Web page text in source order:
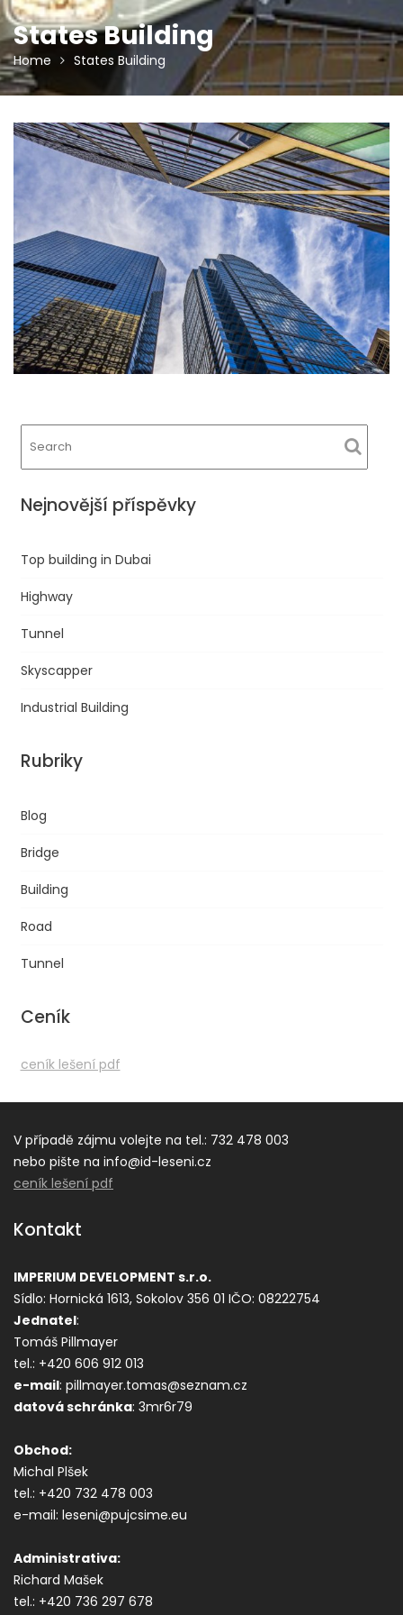
States Building
Home States Building
Nejnovější příspěvky
Top building in Dubai
Highway
Tunnel
Skyscapper
Industrial Building
Rubriky
Blog
Bridge
Building
Road
Tunnel
Ceník
ceník lešení pdf
V případě zájmu volejte na tel.: 732 478 003
nebo pište na info@id-leseni.cz
ceník lešení pdf
Kontakt
IMPERIUM DEVELOPMENT s.r.o.
Sídlo: Hornická 1613, Sokolov 356 01 IČO: 08222754
Jednatel:
Tomáš Pillmayer
tel.: +420 606 912 013
e-mail: pillmayer.tomas@seznam.cz
datová schránka: 3mr6r79
Obchod:
Michal Plšek
tel.: +420 732 478 003
e-mail: leseni@pujcsime.eu
Administrativa:
Richard Mašek
tel.: +420 736 297 678